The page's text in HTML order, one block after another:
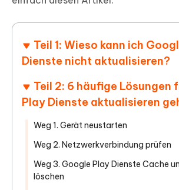
Teil 1: Wieso kann ich
Dienste nicht aktualisieren?
Teil 2: 6 häufige Lösungen
Play Dienste aktualisieren
Weg 1. Gerät neustarten
Weg 2. Netzwerkverbindung prüfen
Weg 3. Google Play Dienste Cache
löschen